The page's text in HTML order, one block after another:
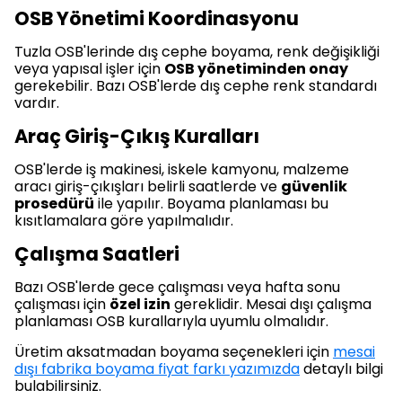
OSB Yönetimi Koordinasyonu
Tuzla OSB'lerinde dış cephe boyama, renk değişikliği
veya yapısal işler için OSB yönetiminden onay
gerekebilir. Bazı OSB'lerde dış cephe renk standardı
vardır.
Araç Giriş-Çıkış Kuralları
OSB'lerde iş makinesi, iskele kamyonu, malzeme
aracı giriş-çıkışları belirli saatlerde ve güvenlik
prosedürü ile yapılır. Boyama planlaması bu
kısıtlamalara göre yapılmalıdır.
Çalışma Saatleri
Bazı OSB'lerde gece çalışması veya hafta sonu
çalışması için özel izin gereklidir. Mesai dışı çalışma
planlaması OSB kurallarıyla uyumlu olmalıdır.
Üretim aksatmadan boyama seçenekleri için mesai
dışı fabrika boyama fiyat farkı yazımızdadetaylı bilgi
bulabilirsiniz.